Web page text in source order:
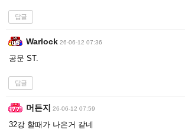
답글
Warlock 26-06-12 07:36
공문 ST.
답글
머든지 26-06-12 07:59
32강 할때가 나은거 같네